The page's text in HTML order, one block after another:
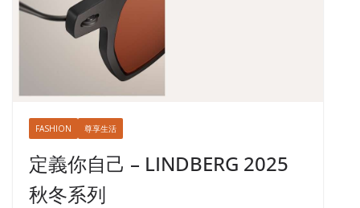
FASHION 尊享生活
定義你自己 – LINDBERG 2025
秋冬系列